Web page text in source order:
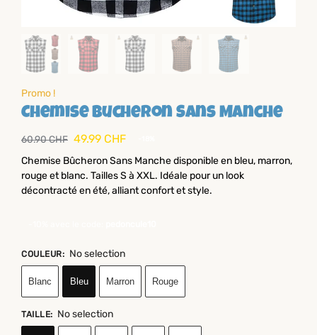
Promo !
Chemise Bucheron Sans Manche
60.90CHF 49.99 CHF
Chemise Bûcheron Sans Manche disponible en bleu, marron,
rouge et blanc. Tailles S à XXL. Idéale pour un look
décontracté en été, alliant confort et style.
COULEUR: No selection
Blanc Bleu Marron Rouge
TAILLE: No selection